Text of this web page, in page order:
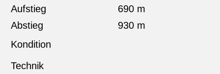
Aufstieg
690 m
Abstieg
930 m
Kondition
Technik